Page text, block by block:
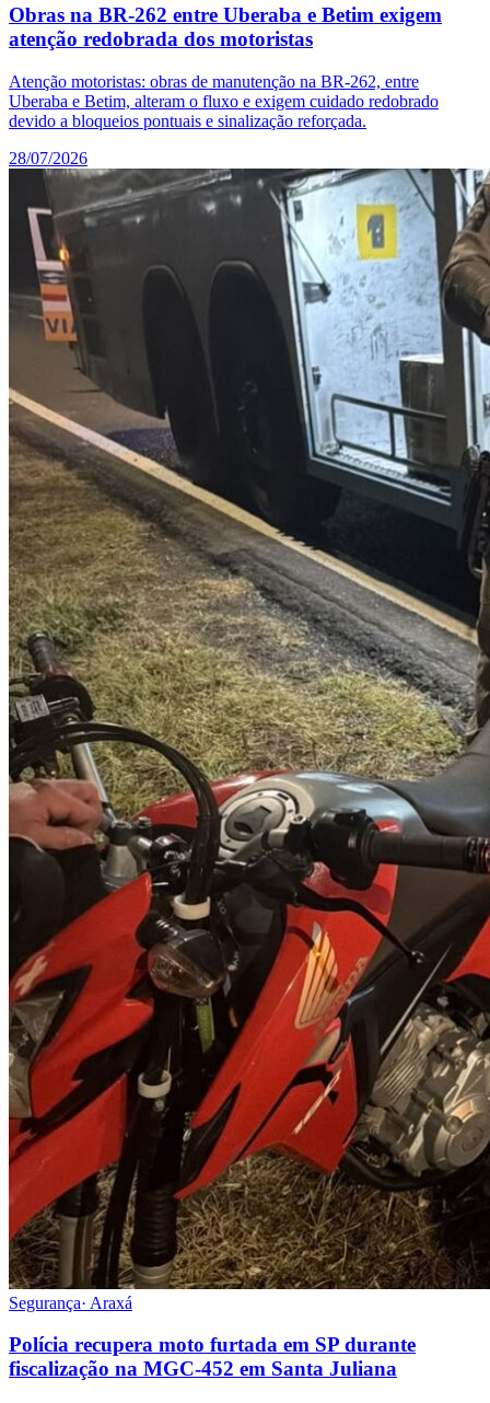
Obras na BR-262 entre Uberaba e Betim exigem
atenção redobrada dos motoristas
Atenção motoristas: obras de manutenção na BR-262, entre
Uberaba e Betim, alteram o fluxo e exigem cuidado redobrado
devido a bloqueios pontuais e sinalização reforçada.
28/07/2026
Segurança· Araxá
Polícia recupera moto furtada em SP durante
fiscalização na MGC-452 em Santa Juliana